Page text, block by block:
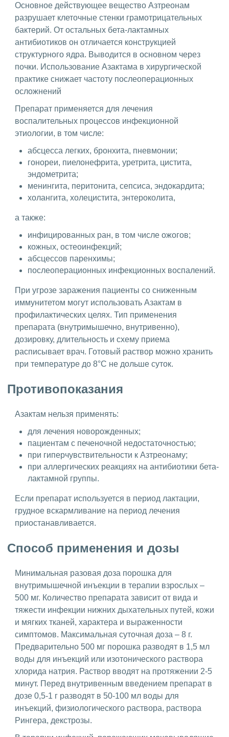
Основное действующее вещество Азтреонам
разрушает клеточные стенки грамотрицательных
бактерий. От остальных бета-лактамных
антибиотиков он отличается конструкцией
структурного ядра. Выводится в основном через
почки. Использование Азактама в хирургической
практике снижает частоту послеоперационных
осложнений
Препарат применяется для лечения
воспалительных процессов инфекционной
этиологии, в том числе:
абсцесса легких, бронхита, пневмонии;
гонореи, пиелонефрита, уретрита, цистита,
эндометрита;
менингита, перитонита, сепсиса, эндокардита;
холангита, холецистита, энтероколита,
а также:
инфицированных ран, в том числе ожогов;
кожных, остеоинфекций;
абсцессов паренхимы;
послеоперационных инфекционных воспалений.
При угрозе заражения пациенты со сниженным
иммунитетом могут использовать Азактам в
профилактических целях. Тип применения
препарата (внутримышечно, внутривенно),
дозировку, длительность и схему приема
расписывает врач. Готовый раствор можно хранить
при температуре до 8°С не дольше суток.
Противопоказания
Азактам нельзя применять:
для лечения новорожденных;
пациентам с печеночной недостаточностью;
при гиперчувствительности к Азтреонаму;
при аллергических реакциях на антибиотики бета-
лактамной группы.
Если препарат используется в период лактации,
грудное вскармливание на период лечения
приостанавливается.
Способ применения и дозы
Минимальная разовая доза порошка для
внутримышечной инъекции в терапии взрослых –
500 мг. Количество препарата зависит от вида и
тяжести инфекции нижних дыхательных путей, кожи
и мягких тканей, характера и выраженности
симптомов. Максимальная суточная доза – 8 г.
Предварительно 500 мг порошка разводят в 1,5 мл
воды для инъекций или изотонического раствора
хлорида натрия. Раствор вводят на протяжении 2-5
минут. Перед внутривенным введением препарат в
дозе 0,5-1 г разводят в 50-100 мл воды для
инъекций, физиологического раствора, раствора
Рингера, декстрозы.